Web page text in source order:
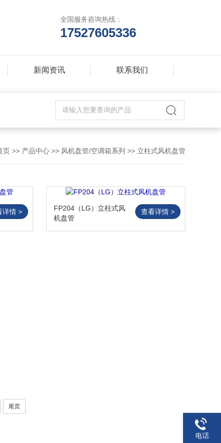
全国服务咨询热线：
17527605336
新闻资讯 联系我们
页 >> 产品中心 >> 风机盘管/空调箱系列 >> 立柱式风机盘管
详情 >
FP204（LG）立柱式风
机盘管
查看详情 >
尾页
电话